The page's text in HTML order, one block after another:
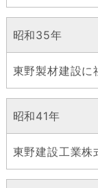
昭和35年
東野製材建設に
昭和41年
東野建設工業株